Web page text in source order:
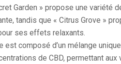
Garden » propose une
tandis que « Citrus Grove »
ses effets relaxants.
est composé d’un mélange
de CBD, permettant